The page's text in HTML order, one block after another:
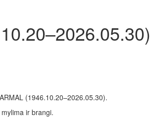
(1946.10.20–2026.05.30).
ir brangi.